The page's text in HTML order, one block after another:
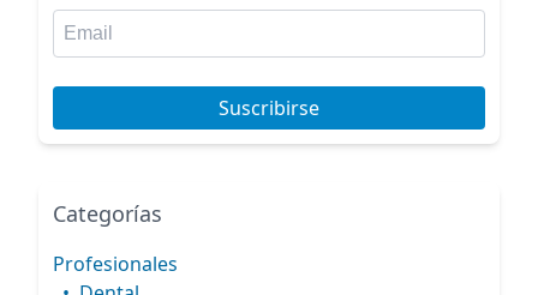
Suscribirse
Categorías
Profesionales